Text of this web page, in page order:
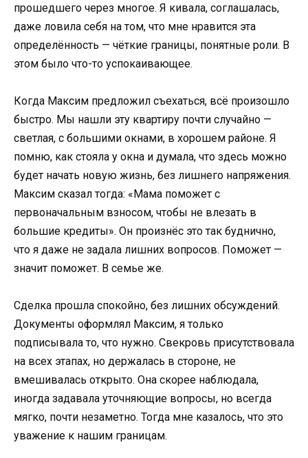
прошедшего через многое. Я кивала, соглашалась,
даже ловила себя на том, что мне нравится эта
определённость — чёткие границы, понятные роли. В
этом было что-то успокаивающее.
Когда Максим предложил съехаться, всё произошло
быстро. Мы нашли эту квартиру почти случайно —
светлая, с большими окнами, в хорошем районе. Я
помню, как стояла у окна и думала, что здесь можно
будет начать новую жизнь, без лишнего напряжения.
Максим сказал тогда: «Мама поможет с
первоначальным взносом, чтобы не влезать в
большие кредиты». Он произнёс это так буднично,
что я даже не задала лишних вопросов. Поможет —
значит поможет. В семье же.
Сделка прошла спокойно, без лишних обсуждений.
Документы оформлял Максим, я только
подписывала то, что нужно. Свекровь присутствовала
на всех этапах, но держалась в стороне, не
вмешивалась открыто. Она скорее наблюдала,
иногда задавала уточняющие вопросы, но всегда
мягко, почти незаметно. Тогда мне казалось, что это
уважение к нашим границам.